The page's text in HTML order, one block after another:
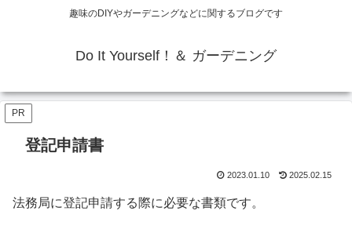
趣味のDIYやガーデニングなどに関するブログです
Do It Yourself！＆ ガーデニング
PR
登記申請書
2023.01.10 2025.02.15
法務局に登記申請する際に必要な書類です。